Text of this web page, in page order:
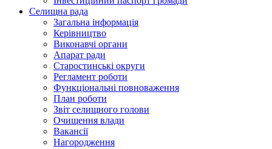
Селищна рада
Загальна інформація
Керівництво
Виконавчі органи
Апарат ради
Старостинські округи
Регламент роботи
Функціональні повноваження
План роботи
Звіт селищного голови
Очищення влади
Вакансії
Нагородження